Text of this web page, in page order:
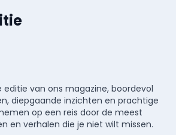
van ons magazine, boordevol
diepgaande inzichten en prachtige
op een reis door de meest
en verhalen die je niet wilt missen.